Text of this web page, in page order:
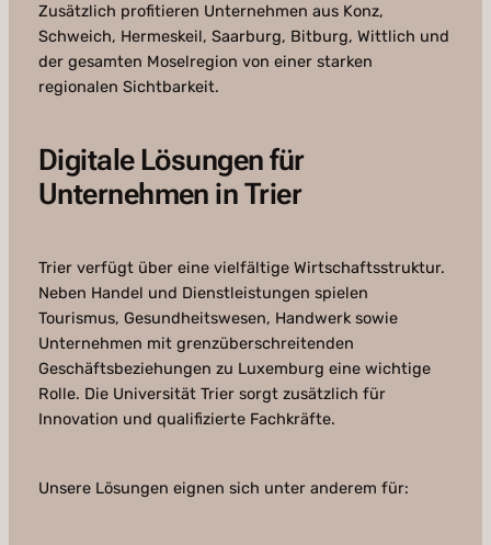
Zusätzlich profitieren Unternehmen aus Konz,
Schweich, Hermeskeil, Saarburg, Bitburg, Wittlich und
der gesamten Moselregion von einer starken
regionalen Sichtbarkeit.
Digitale Lösungen für
Unternehmen in Trier
Trier verfügt über eine vielfältige Wirtschaftsstruktur.
Neben Handel und Dienstleistungen spielen
Tourismus, Gesundheitswesen, Handwerk sowie
Unternehmen mit grenzüberschreitenden
Geschäftsbeziehungen zu Luxemburg eine wichtige
Rolle. Die Universität Trier sorgt zusätzlich für
Innovation und qualifizierte Fachkräfte.
Unsere Lösungen eignen sich unter anderem für: